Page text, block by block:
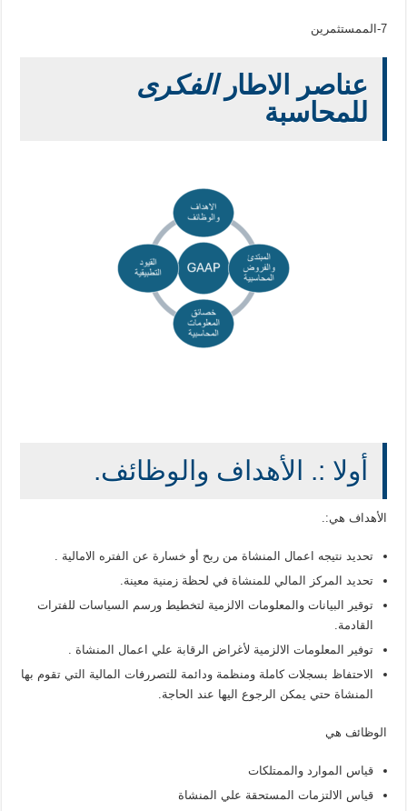
7-الممستثمرين
عناصر الاطارالفكرى
للمحاسبة
أولا :. الأهداف والوظائف.
الأهداف هي:.
تحديد نتيجه اعمال المنشاة من ربح أو خسارة عن الفتره الامالية .
تحديد المركز المالي للمنشاة في لحظة زمنية معينة.
توقير البيانات والمعلومات الالزمية لتخطيط ورسم السياسات للفترات
القادمة.
توفير المعلومات الالزمية لأغراض الرقابة علي اعمال المنشاة .
الاحتفاظ بسجلات كاملة ومنظمة ودائمة للتصررفات المالية التي تقوم بها
المنشاة حتي يمكن الرجوع اليها عند الحاجة.
الوظائف هي
قياس الموارد والممتلكات
قياس الالتزمات المستحقة علي المنشاة